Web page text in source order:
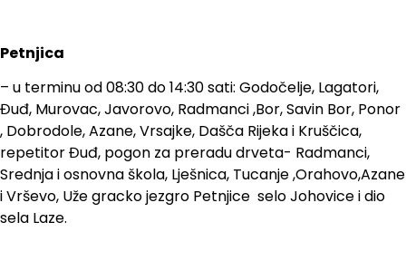
Petnjica
– u terminu od 08:30 do 14:30 sati: Godočelje, Lagatori,
Đuđ, Murovac, Javorovo, Radmanci ,Bor, Savin Bor, Ponor
, Dobrodole, Azane, Vrsajke, Dašča Rijeka i Kruščica,
repetitor Đuđ, pogon za preradu drveta- Radmanci,
Srednja i osnovna škola, Lješnica, Tucanje ,Orahovo,Azane
i Vrševo, Uže gracko jezgro Petnjice selo Johovice i dio
sela Laze.